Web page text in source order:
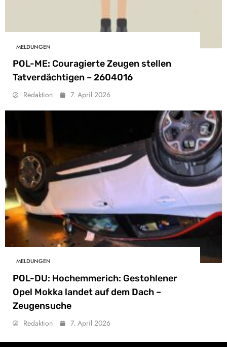
MELDUNGEN
POL-ME: Couragierte Zeugen stellen
Tatverdächtigen – 2604016
Redaktion 7. April 2026
MELDUNGEN
POL-DU: Hochemmerich: Gestohlener
Opel Mokka landet auf dem Dach –
Zeugensuche
Redaktion 7. April 2026